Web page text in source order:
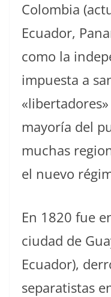
Colombia
Ecuador,
como la
impuesta a
mayoría del
muchas
el nuevo
En 1820 fue
ciudad de
Ecuador),
separatistas